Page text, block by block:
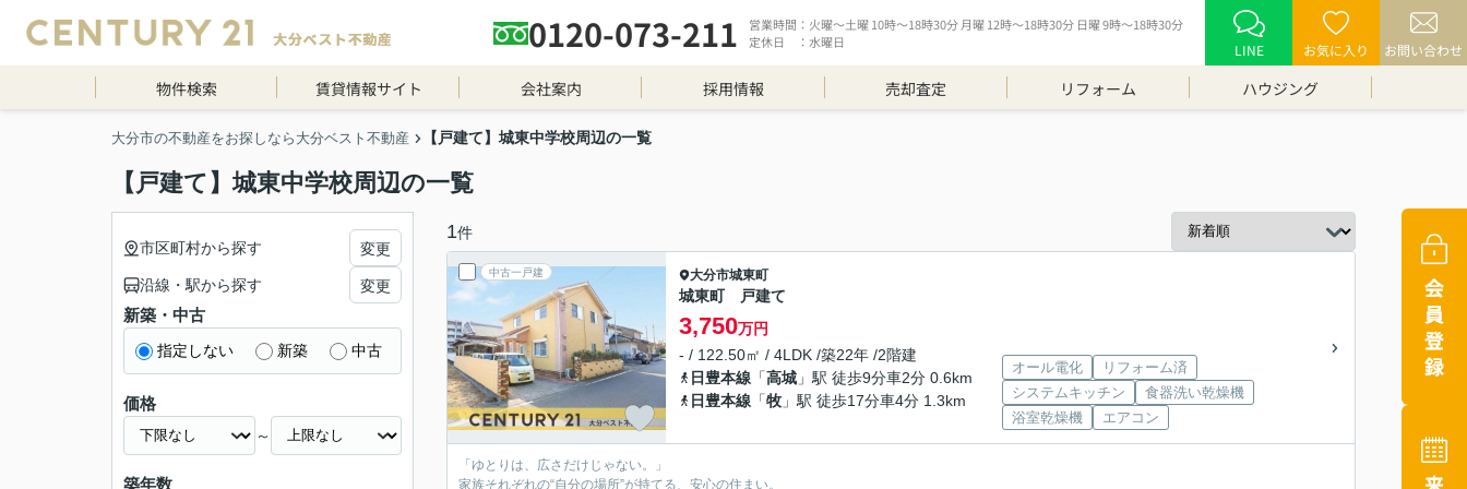
0120-073-211
営業時間：火曜～土曜 10時～18時30分 月曜 12時～18時30分 日曜 9時～18時30分
定休日 ：水曜日
LINE お気に入り お問い合わせ
物件検索 賃貸情報サイト 会社案内 採用情報 売却査定 リフォーム ハウジング
大分市の不動産をお探しなら大分ベスト不動産 【戸建て】城東中学校周辺の一覧
【戸建て】城東中学校周辺の一覧
1件
中古一戸建 大分市城東町
城東町 戸建て
3,750万円
- / 122.50㎡ / 4LDK /築22年 /2階建
日豊本線 「高城 」駅 徒歩9分車2分 0.6km
日豊本線 「牧 」駅 徒歩17分車4分 1.3km
オール電化
リフォーム済
システムキッチン
食器洗い乾燥機
浴室乾燥機
エアコン
「ゆとりは、広さだけじゃない。」
家族それぞれの“自分の場所”が持てる、安心の住まい。
市区町村から探す 変更
沿線・駅から探す 変更
新築・中古
指定しない 新築 中古
価格
～
築年数